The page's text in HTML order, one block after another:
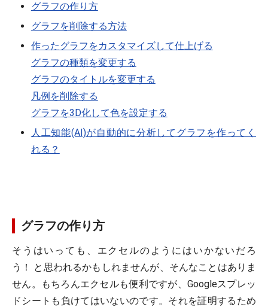
グラフの作り方
グラフを削除する方法
作ったグラフをカスタマイズして仕上げる
グラフの種類を変更する
グラフのタイトルを変更する
凡例を削除する
グラフを3D化して色を設定する
人工知能(AI)が自動的に分析してグラフを作ってく
れる？
グラフの作り方
そうはいっても、エクセルのようにはいかないだろ
う！ と思われるかもしれませんが、そんなことはありま
せん。もちろんエクセルも便利ですが、Googleスプレッ
ドシートも負けてはいないのです。それを証明するため